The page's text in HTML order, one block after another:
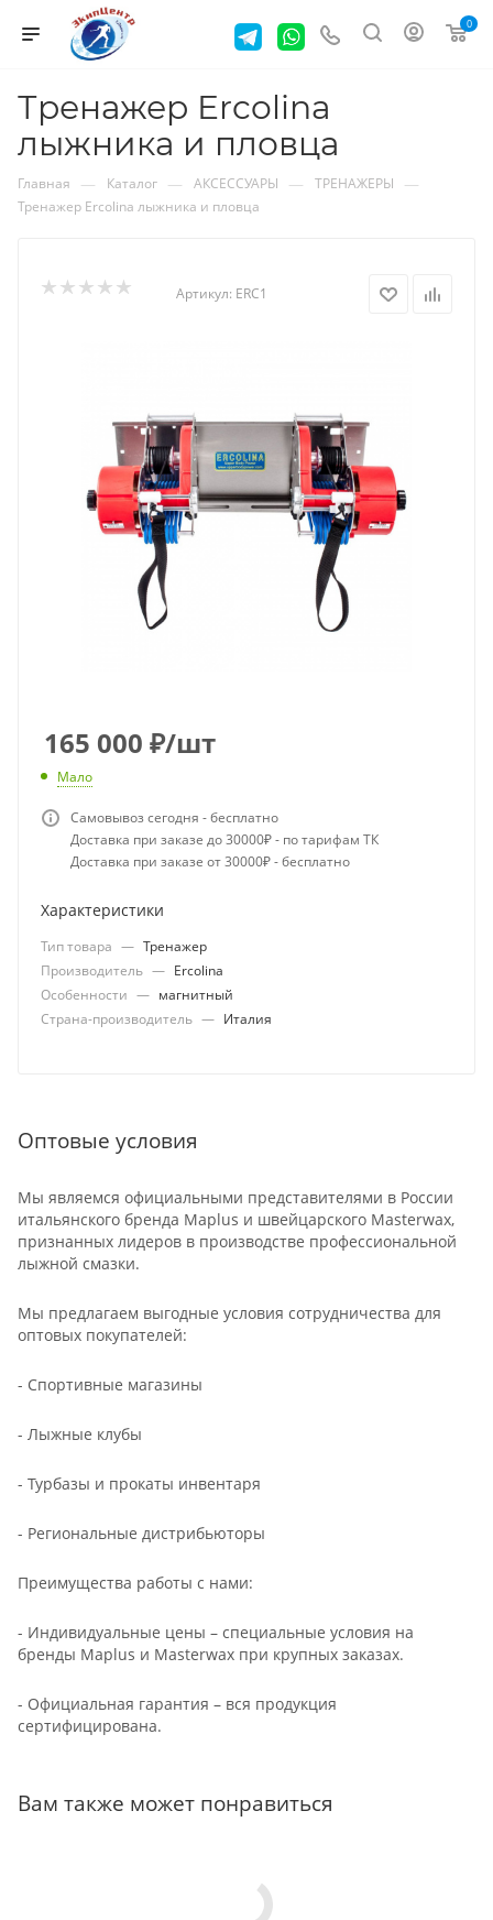
0
Тренажер Ercolina
лыжника и пловца
Главная — Каталог — АКСЕССУАРЫ — ТРЕНАЖЕРЫ —
Тренажер Ercolina лыжника и пловца
Артикул: ERC1
165 000 ₽/шт
Мало
Самовывоз сегодня - бесплатно
Доставка при заказе до 30000₽ - по тарифам ТК
Доставка при заказе от 30000₽ - бесплатно
Характеристики
Тип товара — Тренажер
Производитель — Ercolina
Особенности — магнитный
Страна-производитель — Италия
Оптовые условия
Мы являемся официальными представителями в России
итальянского бренда Maplus и швейцарского Masterwax,
признанных лидеров в производстве профессиональной
лыжной смазки.
Мы предлагаем выгодные условия сотрудничества для
оптовых покупателей:
- Спортивные магазины
- Лыжные клубы
- Турбазы и прокаты инвентаря
- Региональные дистрибьюторы
Преимущества работы с нами:
- Индивидуальные цены – специальные условия на
бренды Maplus и Masterwax при крупных заказах.
- Официальная гарантия – вся продукция
сертифицирована.
Вам также может понравиться